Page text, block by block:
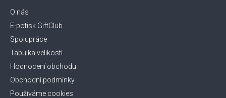
O nás
E-potisk GiftClub
Spolupráce
Tabulka velikostí
Hodnocení obchodu
Obchodní podmínky
Používáme cookies